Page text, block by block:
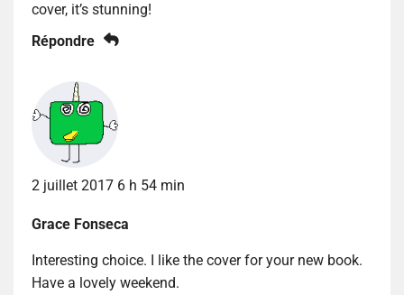
cover, it’s stunning!
Répondre
2 juillet 2017 6 h 54 min
Grace Fonseca
Interesting choice. I like the cover for your new book.
Have a lovely weekend.